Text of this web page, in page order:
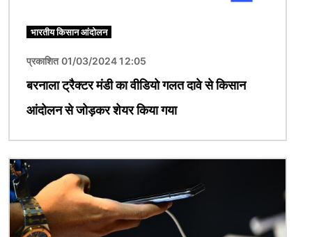
भारतीय किसान आंदोलन
प्रकाशित 01/03/2024 12:05
बरनाला ट्रैक्टर मंडी का वीडियो गलत दावे से किसान
आंदोलन से जोड़कर शेयर किया गया
चित्र